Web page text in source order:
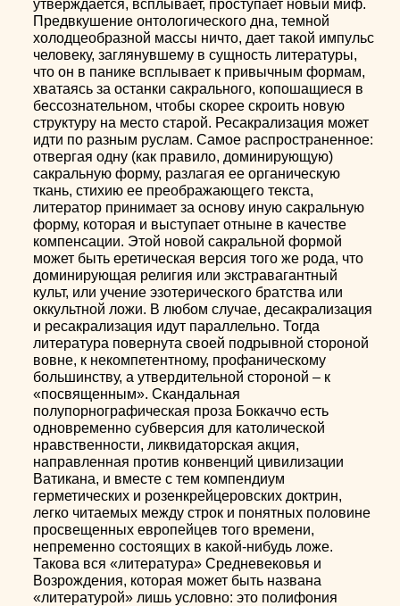
утверждается, всплывает, проступает новый миф.
Предвкушение онтологического дна, темной
холодцеобразной массы ничто, дает такой импульс
человеку, заглянувшему в сущность литературы,
что он в панике всплывает к привычным формам,
хватаясь за останки сакрального, копошащиеся в
бессознательном, чтобы скорее скроить новую
структуру на место старой. Ресакрализация может
идти по разным руслам. Самое распространенное:
отвергая одну (как правило, доминирующую)
сакральную форму, разлагая ее органическую
ткань, стихию ее преображающего текста,
литератор принимает за основу иную сакральную
форму, которая и выступает отныне в качестве
компенсации. Этой новой сакральной формой
может быть еретическая версия того же рода, что
доминирующая религия или экстравагантный
культ, или учение эзотерического братства или
оккультной ложи. В любом случае, десакрализация
и ресакрализация идут параллельно. Тогда
литература повернута своей подрывной стороной
вовне, к некомпетентному, профаническому
большинству, а утвердительной стороной – к
«посвященным». Скандальная
полупорнографическая проза Боккаччо есть
одновременно субверсия для католической
нравственности, ликвидаторская акция,
направленная против конвенций цивилизации
Ватикана, и вместе с тем компендиум
герметических и розенкрейцеровских доктрин,
легко читаемых между строк и понятных половине
просвещенных европейцев того времени,
непременно состоящих в какой-нибудь ложе.
Такова вся «литература» Средневековья и
Возрождения, которая может быть названа
«литературой» лишь условно: это полифония